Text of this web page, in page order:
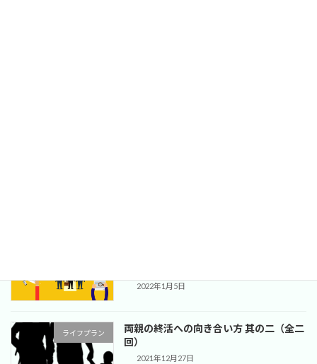
2022年1月5日
ライフプラン
両親の終活への向き合い方 其の二（全二
回）
2021年12月27日